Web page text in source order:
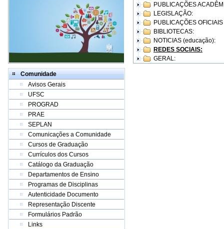
Comunidade
Avisos Gerais
UFSC
PROGRAD
PRAE
SEPLAN
Comunicações a Comunidade
Cursos de Graduação
Currículos dos Cursos
Catálogo da Graduação
Departamentos de Ensino
Programas de Disciplinas
Autenticidade Documento
Representação Discente
Formulários Padrão
Links
PUBLICAÇÕES
LEGISLAÇÃO:
PUBLICAÇÕES
BIBLIOTECAS:
NOTICIAS (educação):
REDES SOCIAIS:
GERAL: